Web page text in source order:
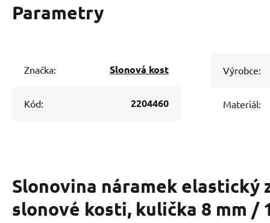
Parametry
Značka: Slonová kost
Kód: 2204460
Výrobce:
Materiál:
Slonovina náramek elastický
slonové kosti, kulička 8 mm /